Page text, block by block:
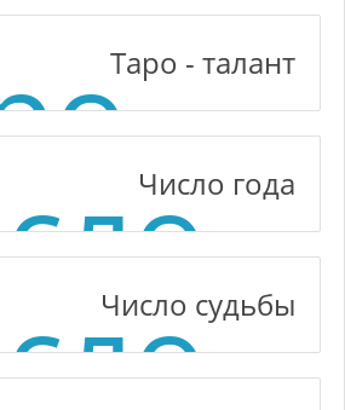
Таро - талант
Число года
Число судьбы